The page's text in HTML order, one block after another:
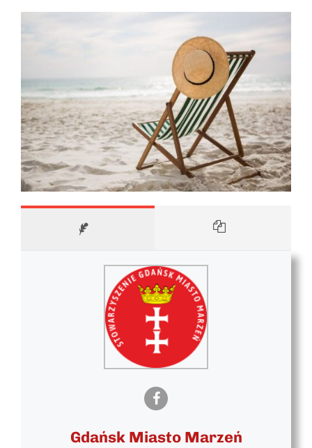
Gdańsk Miasto Marzeń